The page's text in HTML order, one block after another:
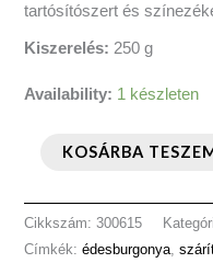
tartósítószert és
Kiszerelés: 250 g
Availability: 1 készleten
KOSÁRBA
Cikkszám:300615
Címkék:édesburgonya,